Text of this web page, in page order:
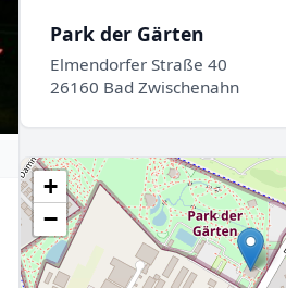
Park der Gärten
Elmendorfer Straße 40
26160 Bad Zwischenahn
+
−